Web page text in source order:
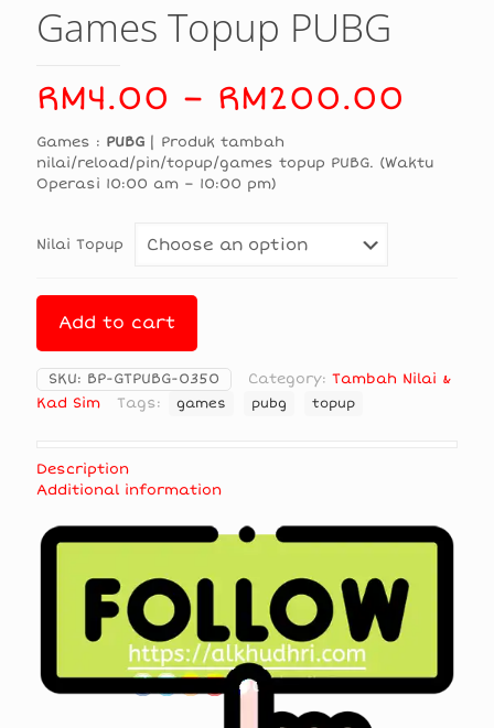
Games Topup PUBG
RM4.00 – RM200.00
Games : PUBG | Produk tambah
nilai/reload/pin/topup/games topup PUBG. (Waktu
Operasi 10:00 am – 10:00 pm)
Nilai Topup
Add to cart
SKU: BP-GTPUBG-0350 Category: Tambah Nilai &
Kad Sim
Tags: games pubg topup
Description
Additional information